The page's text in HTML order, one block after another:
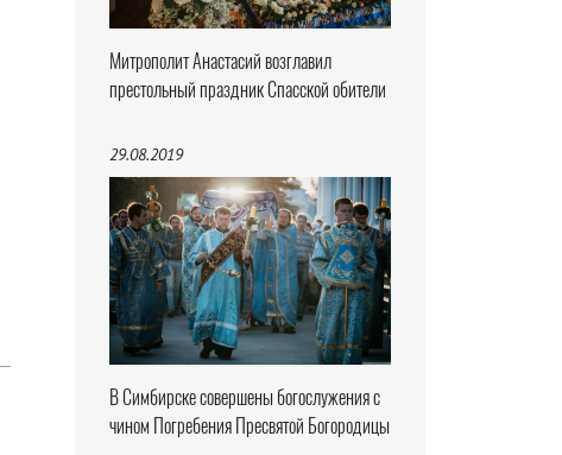
Митрополит Анастасий возглавил
престольный праздник Спасской обители
29.08.2019
В Симбирске совершены богослужения с
чином Погребения Пресвятой Богородицы